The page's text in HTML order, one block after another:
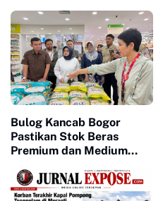
Diperhatikan
Bulog Kancab Bogor
Pastikan Stok Beras
Premium dan Medium
Diminta Tak Panik